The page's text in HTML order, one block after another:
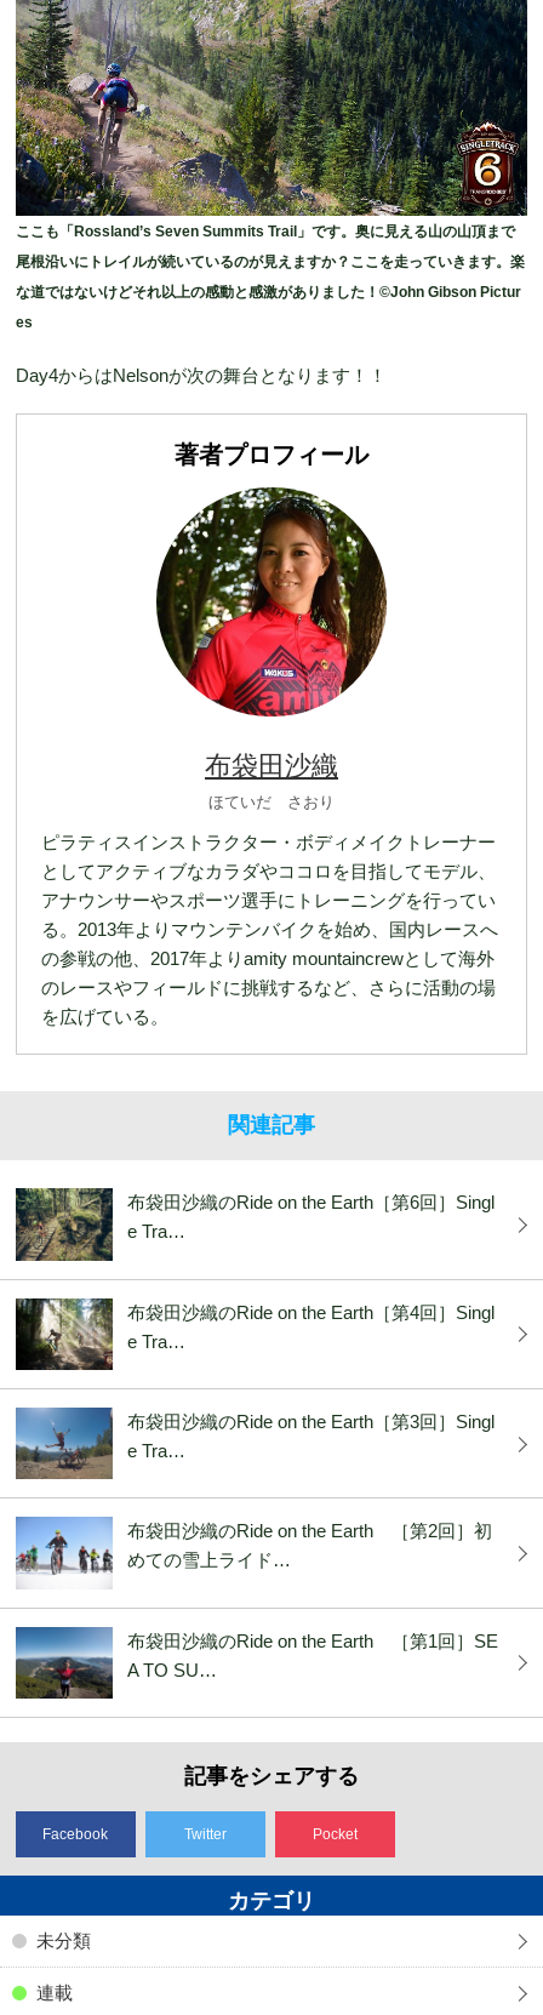
ここも「Rossland’s Seven Summits Trail」です。奥に見える山の山頂まで
尾根沿いにトレイルが続いているのが見えますか？ここを走っていきます。楽
な道ではないけどそれ以上の感動と感激がありました！©John Gibson Pictur
es
Day4からはNelsonが次の舞台となります！！
著者プロフィール
布袋田沙織
ほていだ さおり
ピラティスインストラクター・ボディメイクトレーナー
としてアクティブなカラダやココロを目指してモデル、
アナウンサーやスポーツ選手にトレーニングを行ってい
る。2013年よりマウンテンバイクを始め、国内レースへ
の参戦の他、2017年よりamity mountaincrewとして海外
のレースやフィールドに挑戦するなど、さらに活動の場
を広げている。
関連記事
布袋田沙織のRide on the Earth［第6回］Singl
e Tra…
布袋田沙織のRide on the Earth［第4回］Singl
e Tra…
布袋田沙織のRide on the Earth［第3回］Singl
e Tra…
布袋田沙織のRide on the Earth ［第2回］初
めての雪上ライド…
布袋田沙織のRide on the Earth ［第1回］SE
A TO SU…
記事をシェアする
Facebook Twitter Pocket
カテゴリ
未分類
連載